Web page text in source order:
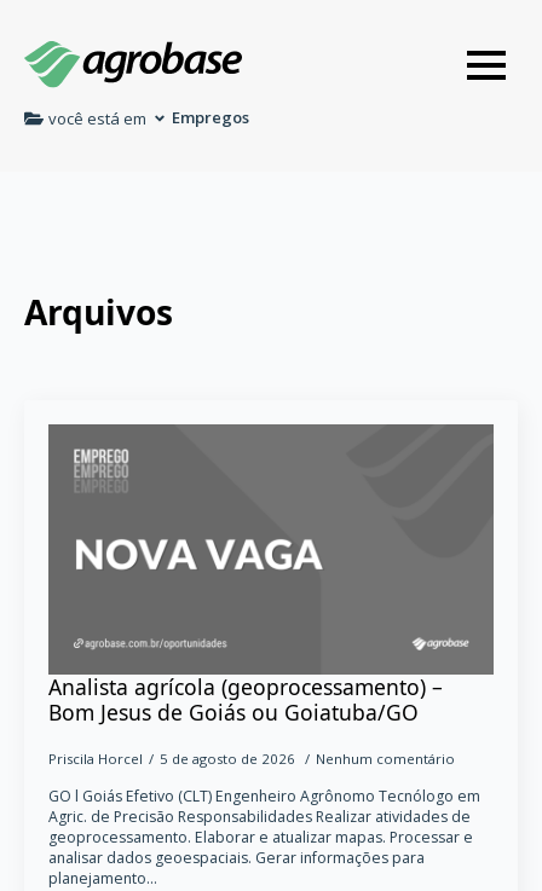
você está em Empregos
Arquivos
Analista agrícola (geoprocessamento) –
Bom Jesus de Goiás ou Goiatuba/GO
Priscila Horcel 5 de agosto de 2026 Nenhum comentário
GO l Goiás Efetivo (CLT) Engenheiro Agrônomo Tecnólogo em
Agric. de Precisão Responsabilidades Realizar atividades de
geoprocessamento. Elaborar e atualizar mapas. Processar e
analisar dados geoespaciais. Gerar informações para
planejamento…